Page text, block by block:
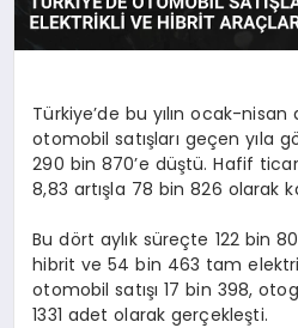
Türkiye’de bu yılın ocak-
otomobil satışları geçen yıla
290 bin 870’e düştü. Hafif
8,83 artışla 78 bin 826 olarak
Bu dört aylık süreçte 122 bin
hibrit ve 54 bin 463 tam
otomobil satışı 17 bin 398,
1331 adet olarak gerçekleşti.